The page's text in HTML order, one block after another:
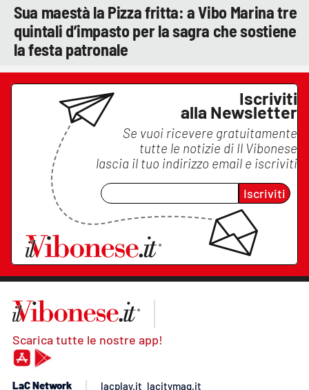
Sua maestà la Pizza fritta: a Vibo Marina tre
quintali d’impasto per la sagra che sostiene
la festa patronale
Iscriviti
alla Newsletter
Se vuoi ricevere gratuitamente
tutte le notizie di Il Vibonese
lascia il tuo indirizzo email e iscriviti
Iscriviti
Scarica tutte le nostre app!
LaC Network lacplay.it lacitymag.it